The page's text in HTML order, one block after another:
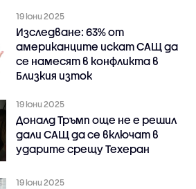
19 юни 2025
Изследване: 63% от
американците искат САЩ да
се намесят в конфликта в
Близкия изток
19 юни 2025
Доналд Тръмп още не е решил
дали САЩ да се включат в
ударите срещу Техеран
19 юни 2025